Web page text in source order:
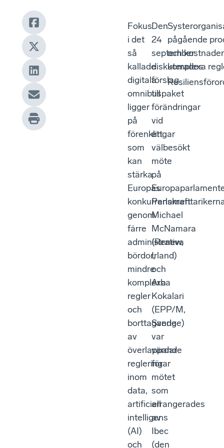
Fokus
i det
så
kallade
digitala
omnibuspaket
ligger
på
förenklingar
som
kan
stärka
Europas
konkurrenskraft
genom
färre
administrativa
bördor,
mindre
komplexa
regler
och
borttagande
av
överlappande
regleringar
inom
data,
artificiell
intelligens
(AI)
och
Den
24
september
diskuterades
förslag
till
förändringar
vid
ett
välbesökt
möte
på
Michael
McNamara
(Renew,
Irland)
och
Arba
Kokalari
(EPP/M,
Sverige)
var
värdar
för
mötet
som
arrangerades
av
Ibec
(den
pågående
och
komplexa